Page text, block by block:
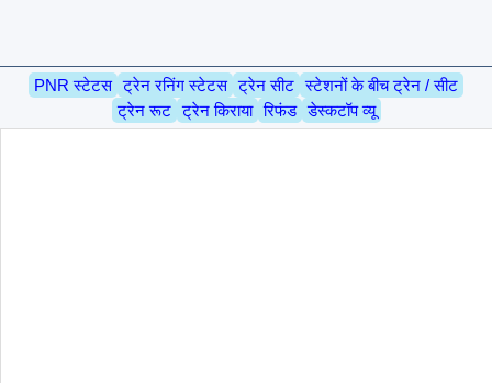
PNR स्टेटस ट्रेन रनिंग स्टेटस ट्रेन सीट स्टेशनों के बीच ट्रेन / सीट
ट्रेन रूट ट्रेन किराया रिफंड डेस्कटॉप व्यू